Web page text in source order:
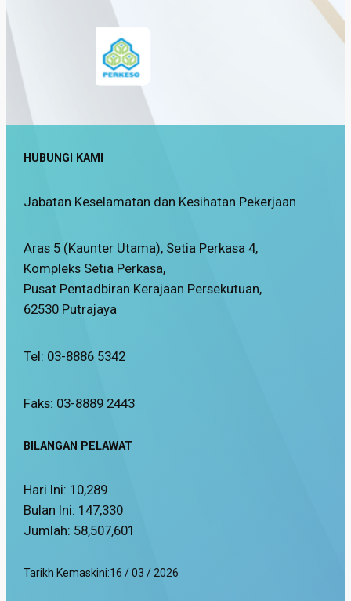
HUBUNGI KAMI
Jabatan Keselamatan dan Kesihatan Pekerjaan
Aras 5 (Kaunter Utama), Setia Perkasa 4,
Kompleks Setia Perkasa,
Pusat Pentadbiran Kerajaan Persekutuan,
62530 Putrajaya
Tel: 03-8886 5342
Faks: 03-8889 2443
BILANGAN PELAWAT
Hari Ini: 10,289
Bulan Ini: 147,330
Jumlah: 58,507,601
Tarikh Kemaskini:16 / 03 / 2026